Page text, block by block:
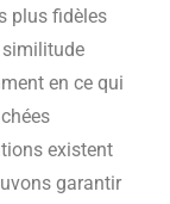
plus fidèles
similitude
en ce qui
existent
garantir